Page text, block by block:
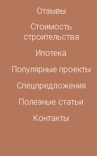
Отзывы
Стоимость
строительства
Ипотека
Популярные проекты
Спецпредложения
Полезные статьи
Контакты